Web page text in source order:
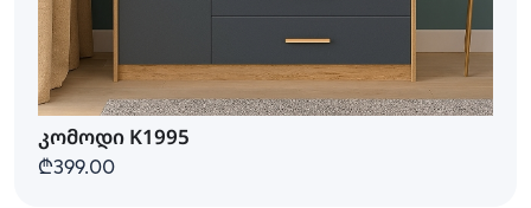
კომოდი K1995
₾399.00